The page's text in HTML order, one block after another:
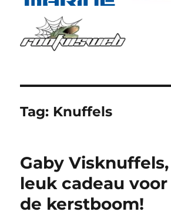
Tag: Knuffels
Gaby
leuk cadeau
de kerstboom!